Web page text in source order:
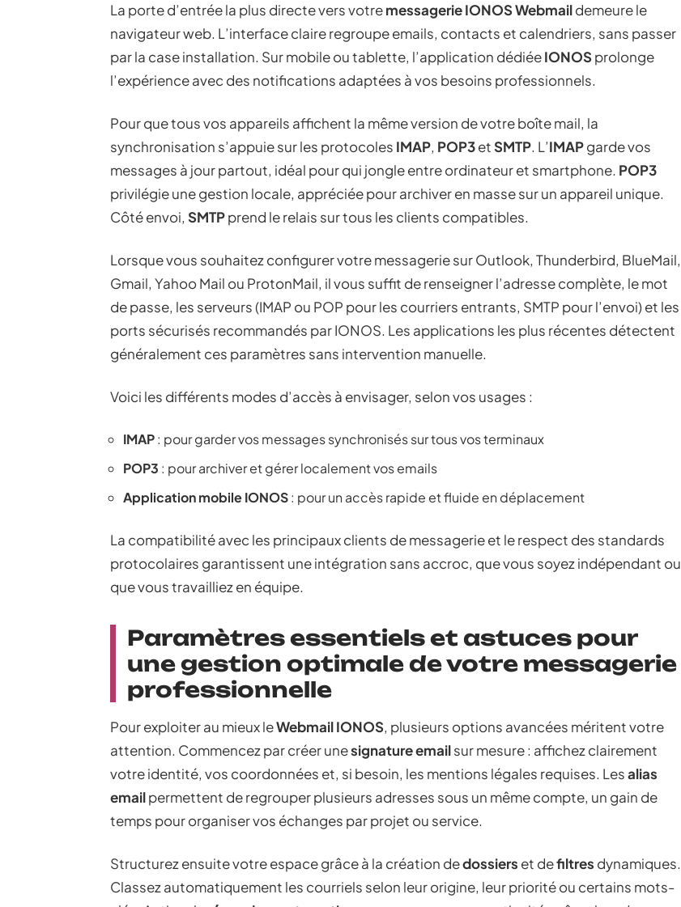
La porte d’entrée la plus directe vers votremessagerie IONOS Webmaildemeure le
navigateur web. L’interface claire regroupe emails, contacts et calendriers, sans passer
par la case installation. Sur mobile ou tablette, l’application dédiéeIONOSprolonge
l’expérience avec des notifications adaptées à vos besoins professionnels.
Pour que tous vos appareils affichent la même version de votre boîte mail, la
synchronisation s’appuie sur les protocoles IMAP, POP3et SMTP. L’IMAPgarde vos
messages à jour partout, idéal pour qui jongle entre ordinateur et smartphone. POP3
privilégie une gestion locale, appréciée pour archiver en masse sur un appareil unique.
Côté envoi, SMTPprend le relais sur tous les clients compatibles.
Lorsque vous souhaitez configurer votre messagerie sur Outlook, Thunderbird, BlueMail,
Gmail, Yahoo Mail ou ProtonMail, il vous suffit de renseigner l’adresse complète, le mot
de passe, les serveurs (IMAP ou POP pour les courriers entrants, SMTP pour l’envoi) et les
ports sécurisés recommandés par IONOS. Les applications les plus récentes détectent
généralement ces paramètres sans intervention manuelle.
Voici les différents modes d’accès à envisager, selon vos usages :
IMAP: pour garder vos messages synchronisés sur tous vos terminaux
POP3 : pour archiver et gérer localement vos emails
Application mobile IONOS: pour un accès rapide et fluide en déplacement
La compatibilité avec les principaux clients de messagerie et le respect des standards
protocolaires garantissent une intégration sans accroc, que vous soyez indépendant ou
que vous travailliez en équipe.
Paramètres essentiels et astuces pour
une gestion optimale de votre messagerie
professionnelle
Pour exploiter au mieux leWebmail IONOS, plusieurs options avancées méritent votre
attention. Commencez par créer unesignature emailsur mesure : affichez clairement
votre identité, vos coordonnées et, si besoin, les mentions légales requises. Lesalias
emailpermettent de regrouper plusieurs adresses sous un même compte, un gain de
temps pour organiser vos échanges par projet ou service.
Structurez ensuite votre espace grâce à la création dedossiers et defiltres dynamiques.
Classez automatiquement les courriels selon leur origine, leur priorité ou certains mots-